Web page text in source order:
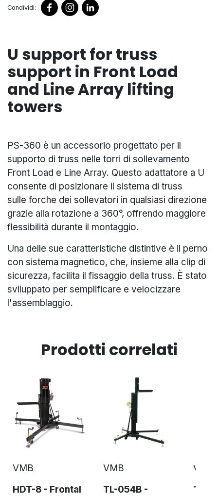
Condividi:
U support for truss
support in Front Load
and Line Array lifting
towers
PS-360 è un accessorio progettato per il
supporto di truss nelle torri di sollevamento
Front Load e Line Array. Questo adattatore a U
consente di posizionare il sistema di truss
sulle forche dei sollevatori in qualsiasi direzione
grazie alla rotazione a 360°, offrendo maggiore
flessibilità durante il montaggio.
Una delle sue caratteristiche distintive è il perno
con sistema magnetico, che, insieme alla clip di
sicurezza, facilita il fissaggio della truss. È stato
sviluppato per semplificare e velocizzare
l'assemblaggio.
Prodotti correlati
VMB
HDT-8 - Frontal
VMB
TL-054B -
VMB
TL-